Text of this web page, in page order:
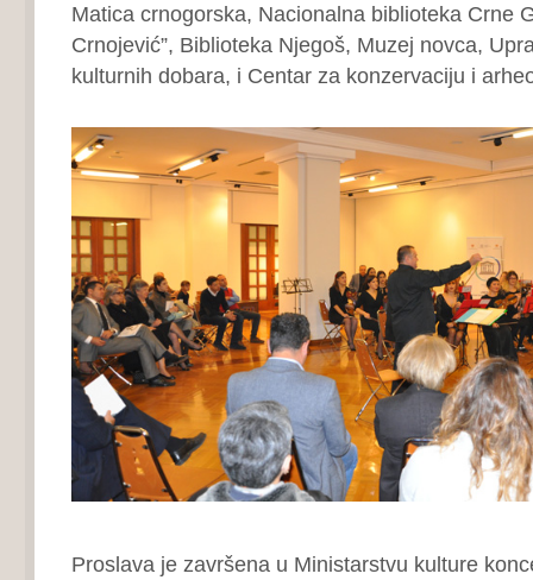
Matica crnogorska, Nacionalna biblioteka Crne
Crnojević”, Biblioteka Njegoš, Muzej novca,
kulturnih dobara, i Centar za konzervaciju i
Proslava je završena u Ministarstvu kulture